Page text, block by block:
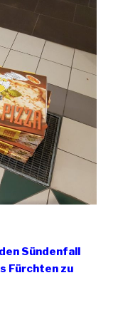
Sündenfall
Fürchten zu